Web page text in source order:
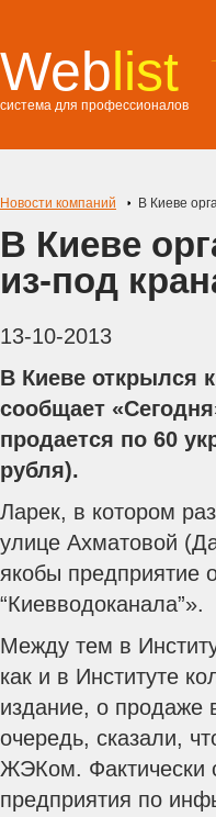
Weblist
система для профессионалов
Новости компаний В Киеве
В Киеве
из-под
13-10-2013
В Киеве открылся
сообщает
продается по 60
рубля).
Ларек, в котором
улице Ахматовой
якобы предприятие
“Киевводоканала”».
Между тем в
как и в Институте
издание, о продаже
очередь, сказали,
ЖЭКом. Фактически
предприятия по